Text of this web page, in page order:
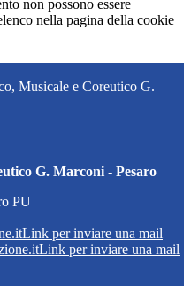
non possono essere
nella pagina della cookie
Musicale e Coreutico G.
G. Marconi - Pesaro
PU
Link per inviare una mail
Link per inviare una mail